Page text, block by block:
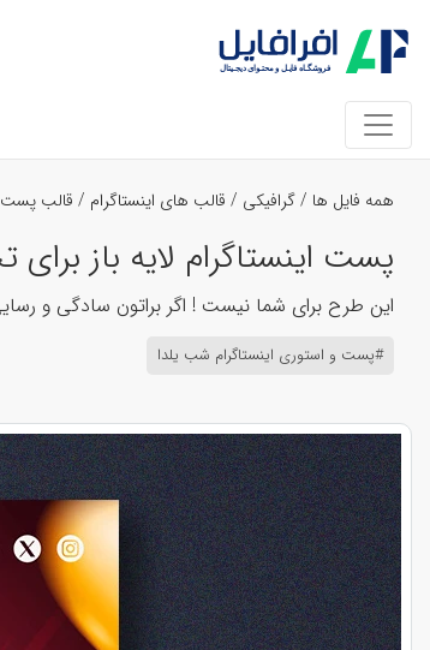
همه فایل ها /گرافیکی / قالب های اینستاگرام / قالب پست
پست اینستاگرام لایه باز برای
این طرح برای شما نیست ! اگر براتون سادگی و
#پست و استوری اینستاگرام شب یلدا